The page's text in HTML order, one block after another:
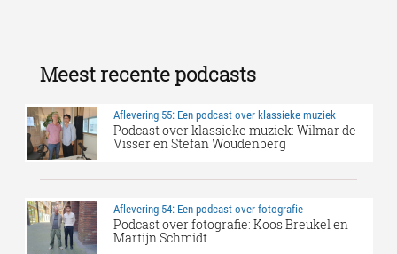
Meest recente podcasts
Aflevering 55: Een podcast over klassieke muziek
Podcast over klassieke muziek: Wilmar de
Visser en Stefan Woudenberg
Aflevering 54: Een podcast over fotografie
Podcast over fotografie: Koos Breukel en
Martijn Schmidt